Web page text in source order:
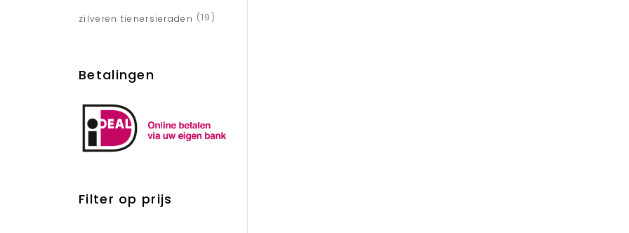
zilveren tienersieraden (19)
Betalingen
Filter op prijs